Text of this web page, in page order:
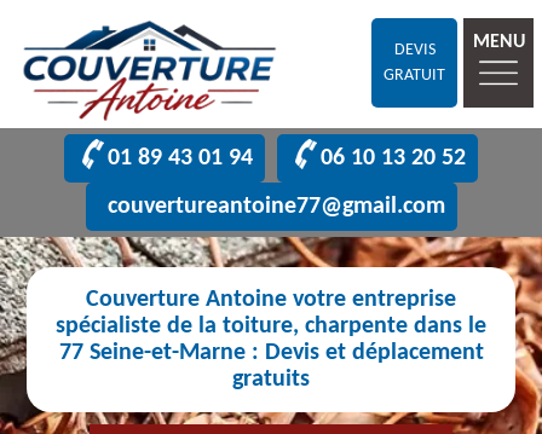
DEVIS
GRATUIT
MENU
01 89 43 01 94
06 10 13 20 52
couvertureantoine77@gmail.com
Couverture Antoine votre entreprise
spécialiste de la toiture, charpente dans le
77 Seine-et-Marne : Devis et déplacement
gratuits